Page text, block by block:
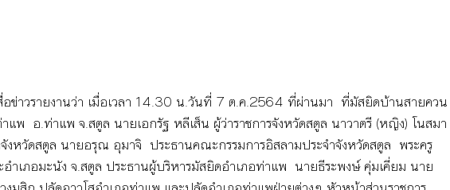
ข่าวรายงานว่า เมื่อเวลา 14.30 น.วันที่ 7 ต.ค.2564 ที่ผ่านมา  ที่มัสยิดบ้านสายควน
พ  อ.ท่าแพ จ.สตูล นายเอกรัฐ หลีเส็น ผู้ว่าราชการจังหวัดสตูล นาวาตรี (หญิง) โนสมา
งหวัดสตูล นายอรุณ อุมาจิ  ประธานคณะกรรมการอิสลามประจำจังหวัดสตูล  พระครู
เภอมะนัง จ.สตูล ประธานผู้บริหารมัสยิดอำเภอท่าแพ  นายธีระพงษ์ คุ่มเคี่ยม นาย